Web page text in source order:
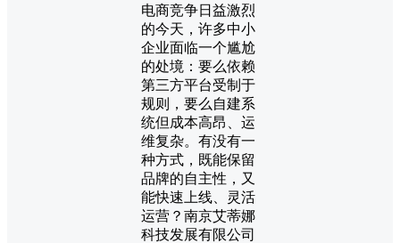
电商竞争日益激烈
的今天，许多中小
企业面临一个尴尬
的处境：要么依赖
第三方平台受制于
规则，要么自建系
统但成本高昂、运
维复杂。有没有一
种方式，既能保留
品牌的自主性，又
能快速上线、灵活
运营？南京艾蒂娜
科技发展有限公司